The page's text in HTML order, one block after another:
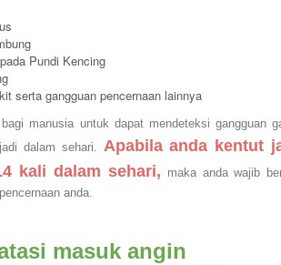
Pundi Kencing
serta gangguan pencernaan lainnya
manusia untuk dapat mendeteksi gangguan
dalam sehari. Apabila anda kentut
kali dalam sehari, maka anda wajib
anda.
masuk angin